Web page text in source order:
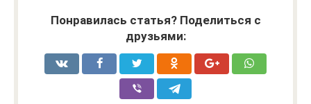
Понравилась статья? Поделиться с
друзьями: